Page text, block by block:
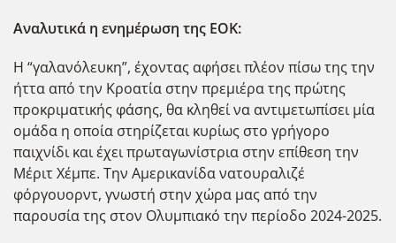
Aναλυτικά η ενημέρωση της ΕΟΚ:
Η “γαλανόλευκη”, έχοντας αφήσει πλέον πίσω της την
ήττα από την Κροατία στην πρεμιέρα της πρώτης
προκριματικής φάσης, θα κληθεί να αντιμετωπίσει μία
ομάδα η οποία στηρίζεται κυρίως στο γρήγορο
παιχνίδι και έχει πρωταγωνίστρια στην επίθεση την
Μέριτ Χέμπε. Την Αμερικανίδα νατουραλιζέ
φόργουορντ, γνωστή στην χώρα μας από την
παρουσία της στον Ολυμπιακό την περίοδο 2024-2025.